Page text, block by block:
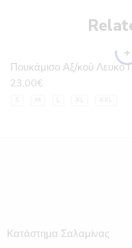
23,00€
Κατάστημα Σαλαμίνας